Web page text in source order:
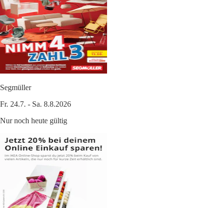
Segmüller
Fr. 24.7. - Sa. 8.8.2026
Nur noch heute gültig